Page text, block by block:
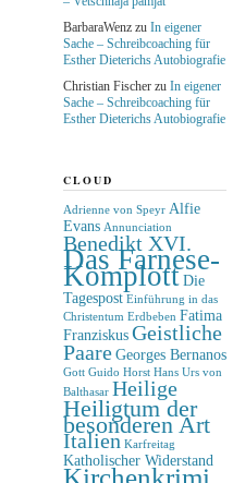
BarbaraWenzzu In eigener
Sache – Schreibcoaching für
Esther Dieterichs Autobiografie
Christian Fischerzu In eigener
Sache – Schreibcoaching für
Esther Dieterichs Autobiografie
CLOUD
Adrienne von Speyr Alfie
Evans Annunciation
Benedikt XVI.
Das Farnese-
Komplott Die
Tagespost Einführung in das
Christentum Erdbeben Fatima
Franziskus Geistliche
Paare Georges Bernanos
Gott Guido Horst Hans Urs von
Balthasar Heilige
Heiligtum der
besonderen Art
Italien Karfreitag
Katholischer Widerstand
Kirchenkrimi